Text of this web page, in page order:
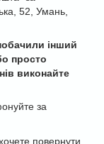
52, Умань,
інший
просто
виконайте
за
повернути